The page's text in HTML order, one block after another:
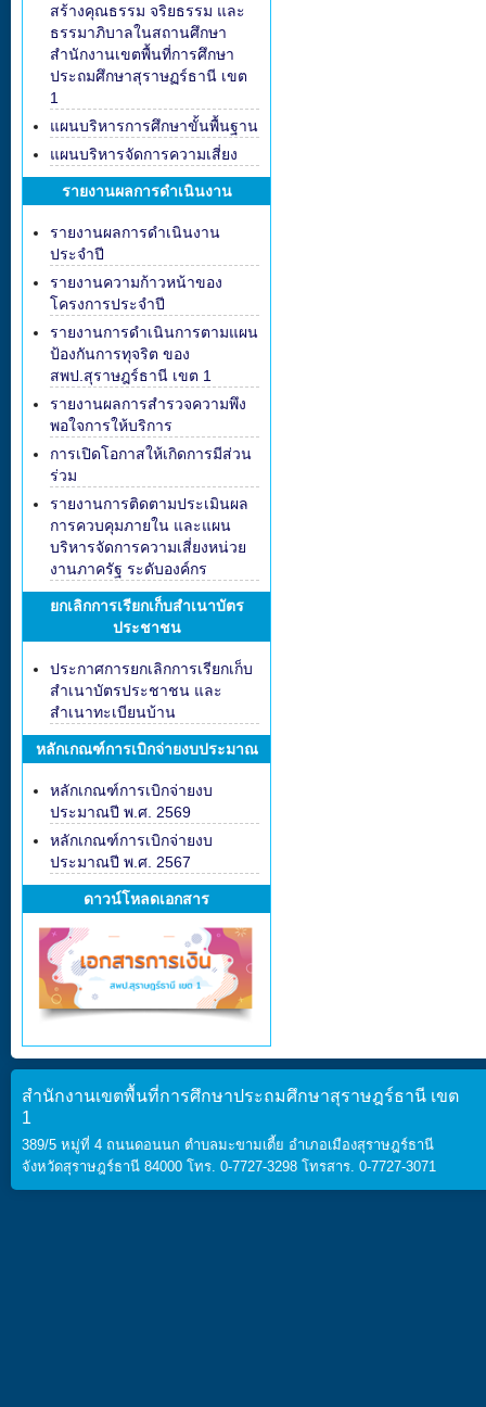
สร้างคุณธรรม จริยธรรม และ
ธรรมาภิบาลในสถานศึกษา
สำนักงานเขตพื้นที่การศึกษา
ประถมศึกษาสุราษฏร์ธานี เขต
1
แผนบริหารการศึกษาขั้นพื้นฐาน
แผนบริหารจัดการความเสี่ยง
รายงานผลการดำเนินงาน
รายงานผลการดำเนินงาน
ประจำปี
รายงานความก้าวหน้าของ
โครงการประจำปี
รายงานการดำเนินการตามแผน
ป้องกันการทุจริต ของ
สพป.สุราษฎร์ธานี เขต 1
รายงานผลการสำรวจความพึง
พอใจการให้บริการ
การเปิดโอกาสให้เกิดการมีส่วน
ร่วม
รายงานการติดตามประเมินผล
การควบคุมภายใน และแผน
บริหารจัดการความเสี่ยงหน่วย
งานภาครัฐ ระดับองค์กร
ยกเลิกการเรียกเก็บสำเนาบัตร
ประชาชน
ประกาศการยกเลิกการเรียกเก็บ
สำเนาบัตรประชาชน และ
สำเนาทะเบียนบ้าน
หลักเกณฑ์การเบิกจ่ายงบประมาณ
หลักเกณฑ์การเบิกจ่ายงบ
ประมาณปี พ.ศ. 2569
หลักเกณฑ์การเบิกจ่ายงบ
ประมาณปี พ.ศ. 2567
ดาวน์โหลดเอกสาร
สำนักงานเขตพื้นที่การศึกษาประถมศึกษาสุราษฎร์ธานี เขต
1
389/5 หมู่ที่ 4 ถนนดอนนก ตำบลมะขามเตี้ย อำเภอเมืองสุราษฎร์ธานี
จังหวัดสุราษฎร์ธานี 84000 โทร. 0-7727-3298 โทรสาร. 0-7727-3071